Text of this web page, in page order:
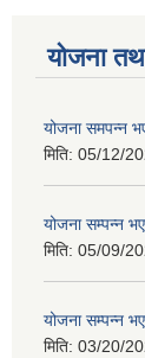
योजना
योजना समपन्न
मिति: 05/12/
योजना सम्पन्न
मिति: 05/09/
योजना सम्पन्न
मिति: 03/20/